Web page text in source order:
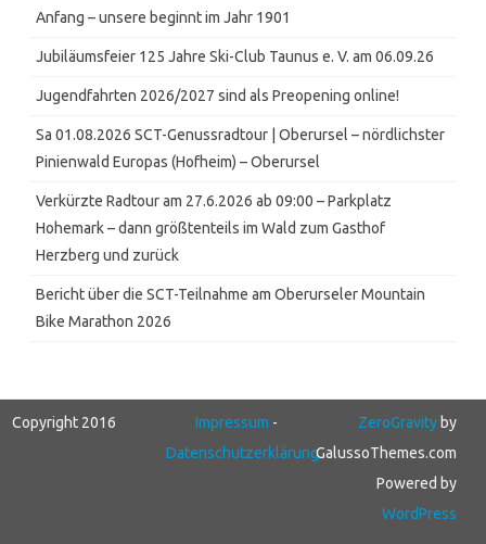
Anfang – unsere beginnt im Jahr 1901
Jubiläumsfeier 125 Jahre Ski-Club Taunus e. V. am 06.09.26
Jugendfahrten 2026/2027 sind als Preopening online!
Sa 01.08.2026 SCT-Genussradtour | Oberursel – nördlichster
Pinienwald Europas (Hofheim) – Oberursel
Verkürzte Radtour am 27.6.2026 ab 09:00 – Parkplatz
Hohemark – dann größtenteils im Wald zum Gasthof
Herzberg und zurück
Bericht über die SCT-Teilnahme am Oberurseler Mountain
Bike Marathon 2026
Copyright 2016 Impressum -
Datenschutzerklärung
ZeroGravityby
GalussoThemes.com
Powered by
WordPress